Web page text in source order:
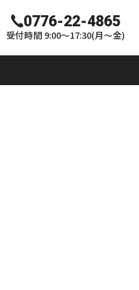
0776-22-4865
受付時間 9:00〜17:30(月〜金)